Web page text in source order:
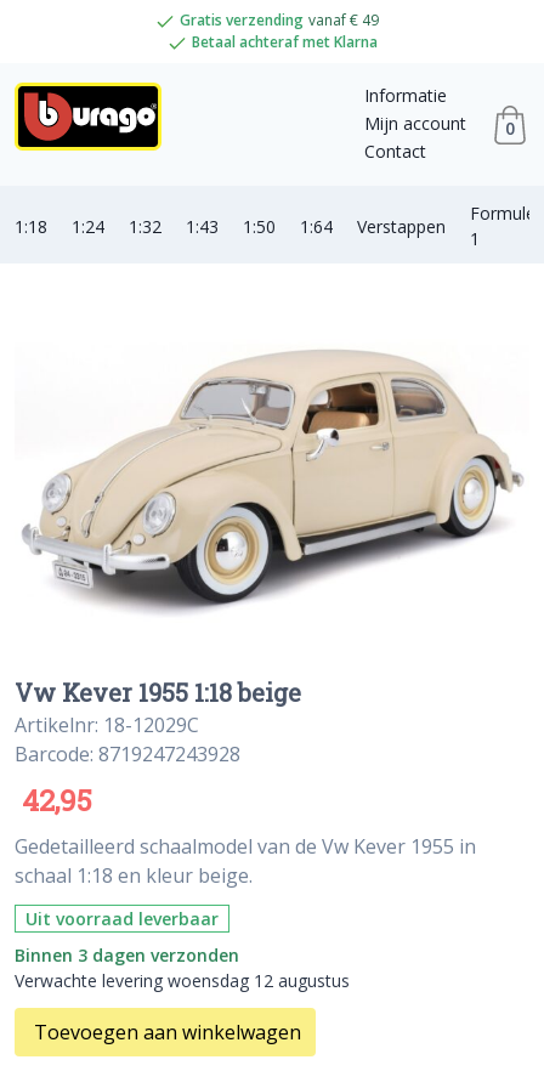
Gratis verzending vanaf € 49
Betaal achteraf met Klarna
Informatie
Mijn account
Contact
0
1:18 1:24 1:32 1:43 1:50 1:64 Verstappen
Formule
1
Vw Kever 1955 1:18 beige
Artikelnr: 18-12029C
Barcode: 8719247243928
42,95
Gedetailleerd schaalmodel van de Vw Kever 1955 in
schaal 1:18 en kleur beige.
Uit voorraad leverbaar
Binnen 3 dagen verzonden
Verwachte levering woensdag 12 augustus
Toevoegen aan winkelwagen